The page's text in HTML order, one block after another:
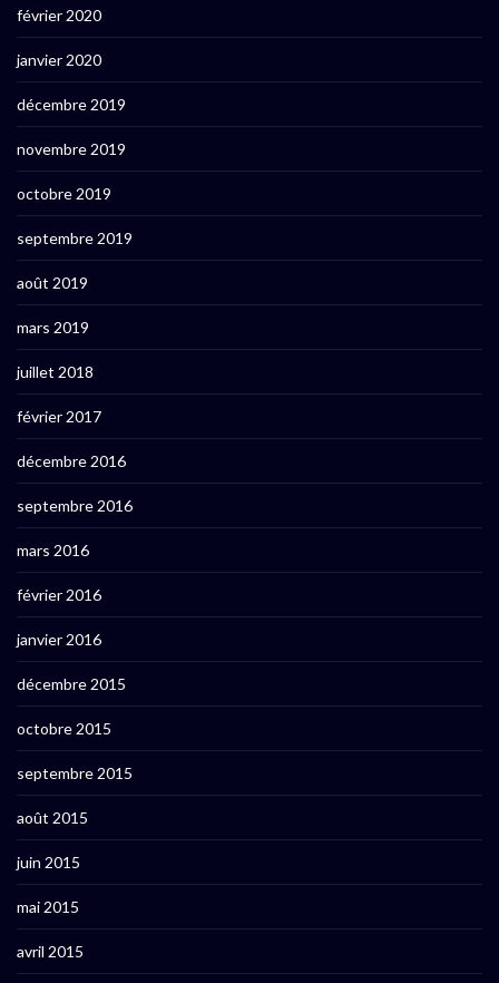
février 2020
janvier 2020
décembre 2019
novembre 2019
octobre 2019
septembre 2019
août 2019
mars 2019
juillet 2018
février 2017
décembre 2016
septembre 2016
mars 2016
février 2016
janvier 2016
décembre 2015
octobre 2015
septembre 2015
août 2015
juin 2015
mai 2015
avril 2015